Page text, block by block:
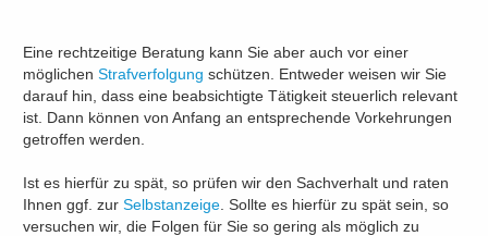
Eine rechtzeitige Beratung kann Sie aber auch vor einer
möglichenStrafverfolgung schützen. Entweder weisen wir Sie
darauf hin, dass eine beabsichtigte Tätigkeit steuerlich relevant
ist. Dann können von Anfang an entsprechende Vorkehrungen
getroffen werden.
Ist es hierfür zu spät, so prüfen wir den Sachverhalt und raten
Ihnen ggf. zurSelbstanzeige . Sollte es hierfür zu spät sein, so
versuchen wir, die Folgen für Sie so gering als möglich zu